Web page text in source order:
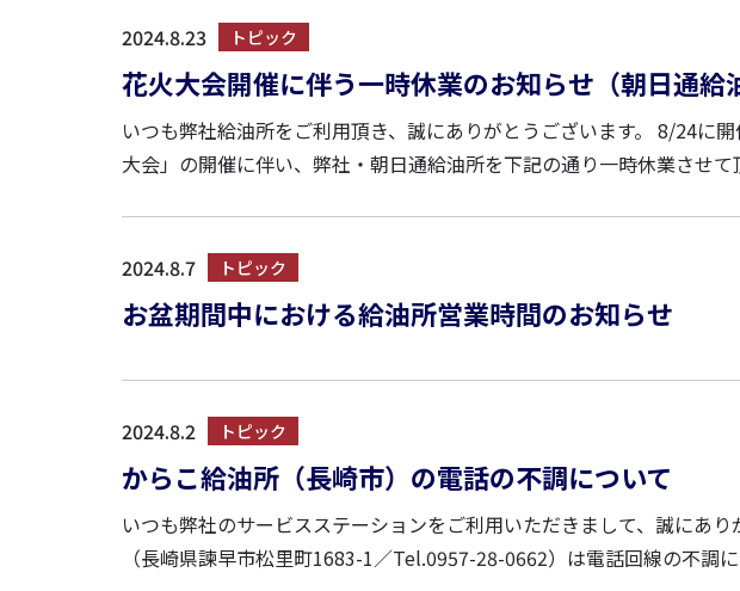
2024.8.23 トピック
花火大会開催に伴う一時休業のお知らせ（朝日通給
いつも弊社給油所をご利用頂き、誠にありがとうございます。 8/24に開催される「かごしま錦江湾サマーナイト大花火
大会」の開催に伴い、弊社・朝日通給油所を下記の通り一時休業させて頂きます。 ■朝日通給油所の一
2024.8.7 トピック
お盆期間中における給油所営業時間のお知らせ
2024.8.2 トピック
からこ給油所（長崎市）の電話の不調について
いつも弊社のサービスステーションをご利用いただきまして、誠にありがとうございます。
（長崎県諫早市松里町1683-1／Tel.0957-28-0662）は電話回線の不調